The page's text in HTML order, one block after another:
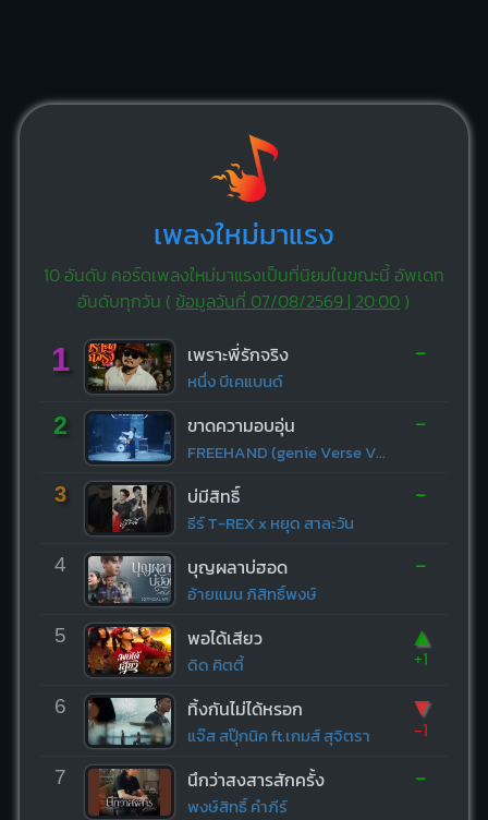
เพลงใหม่มาแรง
10 อันดับ คอร์ดเพลงใหม่มาแรงเป็นที่นิยมในขณะนี้ อัพเดท
อันดับทุกวัน ( ข้อมูลวันที่ 07/08/2569 | 20:00 )
1 เพราะพี่รักจริง
หนึ่ง บีเคแบนด์
-
2 ขาดความอบอุ่น
FREEHAND (genie Verse Vol.1)
-
3 บ่มีสิทธิ์
ธีร์ T-REX x หยุด สาละวัน
-
4 บุญผลาบ่ฮอด
อ้ายแมน ภิสิทธิ์พงษ์
-
5 พอได้เสียว
ดิด คิตตี้
▲
+1
6 ทิ้งกันไม่ได้หรอก
แจ๊ส สปุ๊กนิค ft.เกมส์ สุจิตรา
▼
-1
7 นึกว่าสงสารสักครั้ง
พงษ์สิทธิ์ คำภีร์
-